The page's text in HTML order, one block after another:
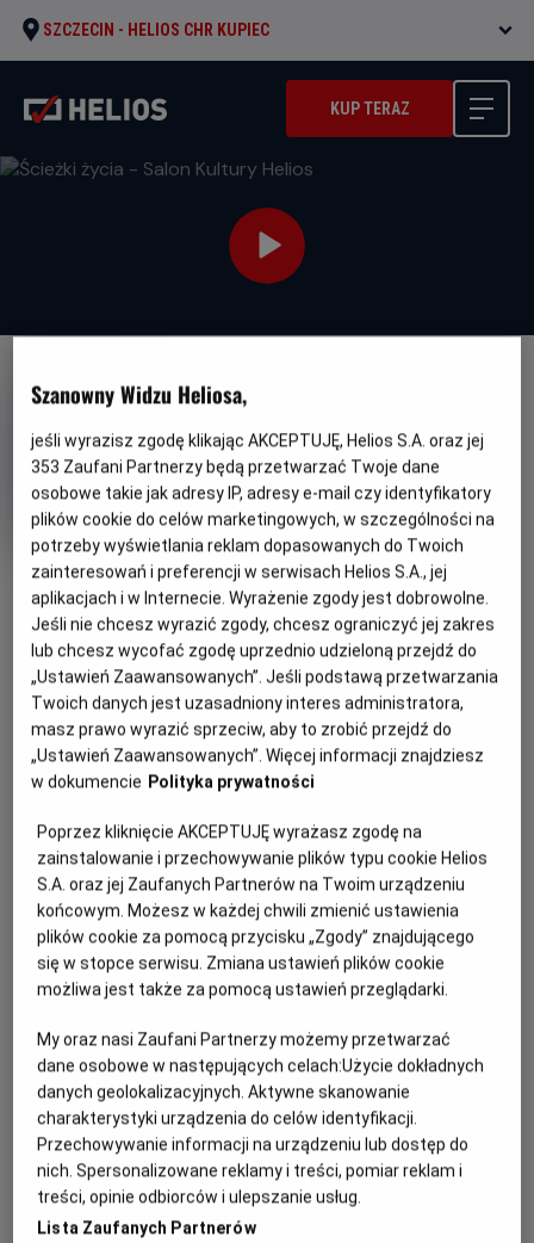
SZCZECIN - HELIOS CHR KUPIEC
KUP TERAZ
OBSERWUJ
Ścieżki życia - Salon Kultury
Helios
Oryginalny
tytuł
The Salt Path Gatunek
Dramat
Minimalny
wiek
Od 15 lat
Czas
trwania
146 min
OCENA HELIOS
6.7
REŻYSERIA
Marianne Elliott
SCENARIUSZ
Rebecca Lenkiewicz, Raynor
Winn
OBSADA
Jason Isaacs, Gillian Anderson, Denis Lill
WIĘCEJ SZCZEGÓŁÓW
OPIS WYDARZENIA
Raynor (Gillian Anderson) i Moth (Jason Isaacs),
małżeństwo z wieloletnim stażem, w jednej chwili tracą
życie. Zamiast się poddać, robią coś, co dla wielu byłoby
szaleństwem: wyruszają w pieszą wędrówkę – ponad
tysiąc kilometrów wzdłuż dzikiego, angielskiego wybrzeża.
Z pustym kontem bankowym, namiotem i garścią
najpotrzebniejszych rzeczy idą przed siebie, krok za
krokiem, szukając ukojenia w wietrze, ciszy i otaczającej ich
rzucił im pod nogi, wciąż mają najważniejsze – siebie
nawzajem. Ta niezwykła podróż stanie się dla nich drogą ku
wolności, miłości i nowemu początkowi.
CENNIK
Szanowny Widzu Heliosa,
jeśli wyrazisz zgodę klikając AKCEPTUJĘ, Helios S.A. oraz jej
353 Zaufani Partnerzy będą przetwarzać Twoje dane
osobowe takie jak adresy IP, adresy e-mail czy identyfikatory
plików cookie do celów marketingowych, w szczególności na
potrzeby wyświetlania reklam dopasowanych do Twoich
zainteresowań i preferencji w serwisach Helios S.A., jej
aplikacjach i w Internecie. Wyrażenie zgody jest dobrowolne.
Jeśli nie chcesz wyrazić zgody, chcesz ograniczyć jej zakres
lub chcesz wycofać zgodę uprzednio udzieloną przejdź do
„Ustawień Zaawansowanych”. Jeśli podstawą przetwarzania
Twoich danych jest uzasadniony interes administratora,
masz prawo wyrazić sprzeciw, aby to zrobić przejdź do
„Ustawień Zaawansowanych”. Więcej informacji znajdziesz
w dokumencie Polityka prywatności
Poprzez kliknięcie AKCEPTUJĘ wyrażasz zgodę na
zainstalowanie i przechowywanie plików typu cookie Helios
S.A. oraz jej Zaufanych Partnerów na Twoim urządzeniu
końcowym. Możesz w każdej chwili zmienić ustawienia
plików cookie za pomocą przycisku „Zgody” znajdującego
się w stopce serwisu. Zmiana ustawień plików cookie
możliwa jest także za pomocą ustawień przeglądarki.
My oraz nasi Zaufani Partnerzy możemy przetwarzać
dane osobowe w następujących celach:Użycie dokładnych
danych geolokalizacyjnych. Aktywne skanowanie
charakterystyki urządzenia do celów identyfikacji.
Przechowywanie informacji na urządzeniu lub dostęp do
nich. Spersonalizowane reklamy i treści, pomiar reklam i
treści, opinie odbiorców i ulepszanie usług.
Lista Zaufanych Partnerów